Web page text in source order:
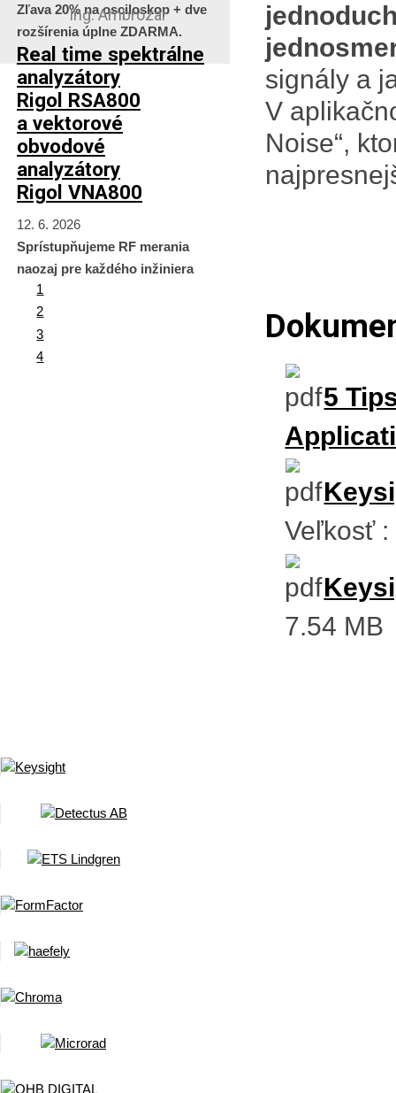
signály a
V
Noise“,
5
Veľkosť :
7.54 MB
Zľava 20% na osciloskop + dve
rozšírenia úplne ZDARMA.
Real time spektrálne
analyzátory
Rigol RSA800
a vektorové
obvodové
analyzátory
Rigol VNA800
12. 6. 2026
Sprístupňujeme RF merania
naozaj pre každého inžiniera
1
2
3
4
Ing. Ambrózai